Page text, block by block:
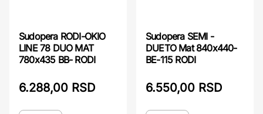
Sudopera RODI-OKIO
LINE 78 DUO MAT
780x435 BB- RODI
6.288,00 RSD
Sudopera SEMI -
DUETO Mat 840x440-
BE-115 RODI
6.550,00 RSD